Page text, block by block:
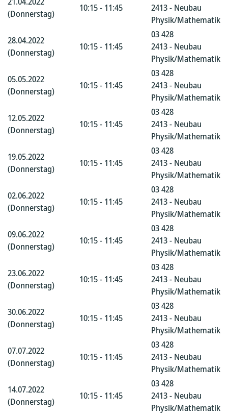
(Donnerstag)
10:15 - 11:45
2413 - Neubau
Physik/Mathematik
28.04.2022
(Donnerstag)
10:15 - 11:45
03 428
2413 - Neubau
Physik/Mathematik
05.05.2022
(Donnerstag)
10:15 - 11:45
03 428
2413 - Neubau
Physik/Mathematik
12.05.2022
(Donnerstag)
10:15 - 11:45
03 428
2413 - Neubau
Physik/Mathematik
19.05.2022
(Donnerstag)
10:15 - 11:45
03 428
2413 - Neubau
Physik/Mathematik
02.06.2022
(Donnerstag)
10:15 - 11:45
03 428
2413 - Neubau
Physik/Mathematik
09.06.2022
(Donnerstag)
10:15 - 11:45
03 428
2413 - Neubau
Physik/Mathematik
23.06.2022
(Donnerstag)
10:15 - 11:45
03 428
2413 - Neubau
Physik/Mathematik
30.06.2022
(Donnerstag)
10:15 - 11:45
03 428
2413 - Neubau
Physik/Mathematik
07.07.2022
(Donnerstag)
10:15 - 11:45
03 428
2413 - Neubau
Physik/Mathematik
14.07.2022
(Donnerstag)
10:15 - 11:45
03 428
2413 - Neubau
Physik/Mathematik